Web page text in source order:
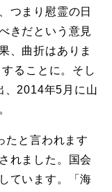
つまり慰霊の日
きだという意見
、曲折はありま
ることに。そし
、2014年5月に山
たと言われます
れました。国会
ています。「海